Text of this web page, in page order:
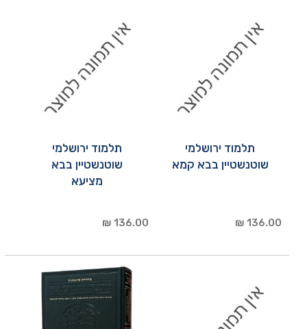
תלמוד ירושלמי
שוטנשטיין בבא קמא
136.00 ₪
תלמוד ירושלמי
שוטנשטיין בבא
מציעא
136.00 ₪